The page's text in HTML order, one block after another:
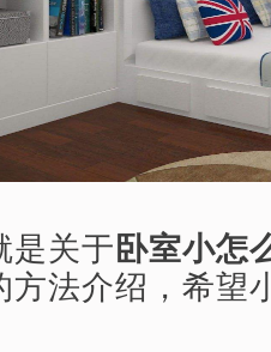
是关于 卧室小怎
方法介绍，希望